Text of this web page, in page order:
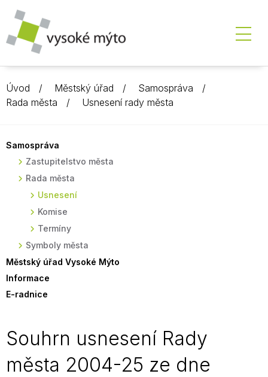
Úvod Městský úřad
Samospráva
Rada města
Usnesení rady města
Samospráva
Zastupitelstvo města
Rada města
Usnesení
Komise
Termíny
Symboly města
Městský úřad Vysoké Mýto
Informace
E-radnice
Souhrn usnesení Rady
města 2004-25 ze dne